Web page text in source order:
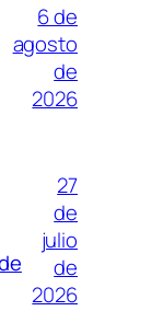
6 de
agosto
de
2026
27
de
julio
de
2026